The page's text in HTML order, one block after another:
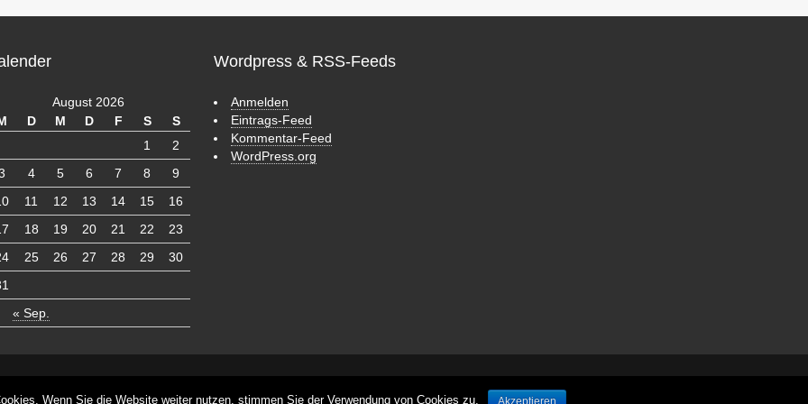
August 2026
D M D F S S
« Sep.
1
2
4 5 6 7 8
9
11 12 13 14 15
16
18 19 20 21 22
23
25 26 27 28 29
30
Wordpress & RSS-Feeds
Anmelden
Eintrags-Feed
Kommentar-Feed
WordPress.org
Wenn Sie die Website weiter nutzen, stimmen Sie der Verwendung von Cookies zu. Akzeptieren